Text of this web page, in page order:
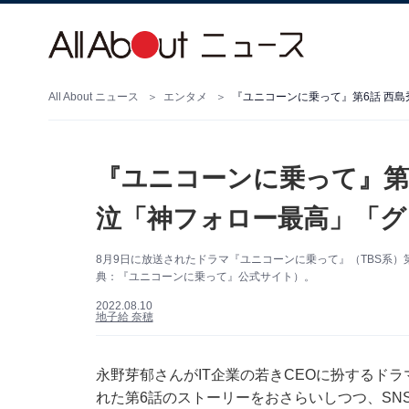
All About ニュース エンタメ 『ユニコーンに乗って』第6話 西
『ユニコーンに乗って』
泣「神フォロー最高」「
8月9日に放送されたドラマ『ユニコーンに乗って』（TBS系
典：『ユニコーンに乗って』公式サイト）。
2022.08.10
地子給 奈穂
永野芽郁さんがIT企業の若きCEOに扮するド
れた第6話のストーリーをおさらいしつつ、